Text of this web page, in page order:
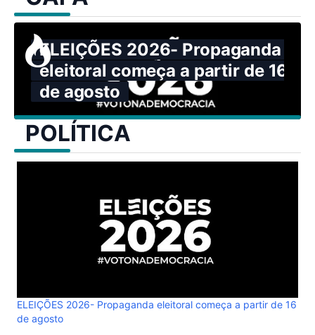
ELEIÇÕES 2026- Propaganda
eleitoral começa a partir de 16
de agosto
POLÍTICA
ELEIÇÕES 2026- Propaganda eleitoral começa a partir de 16
de agosto